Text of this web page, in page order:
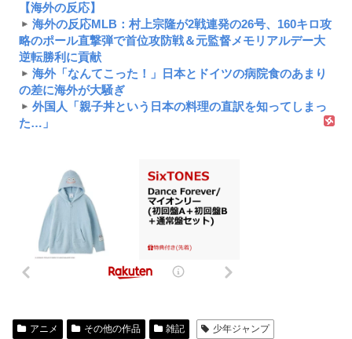
【海外の反応】
海外の反応MLB：村上宗隆が2戦連発の26号、160キロ攻
略のポール直撃弾で首位攻防戦＆元監督メモリアルデー大
逆転勝利に貢献
海外「なんてこった！」日本とドイツの病院食のあまり
の差に海外が大騒ぎ
外国人「親子丼という日本の料理の直訳を知ってしまっ
た…」
アニメ その他の作品 雑記
少年ジャンプ